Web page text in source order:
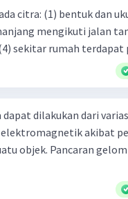
rumah sama; (2)
mengikuti jalan tanah; (3) jarak
sama lain sama; (4) sekitar rumah
dilakukan dari
akibat
objek. Pancaran